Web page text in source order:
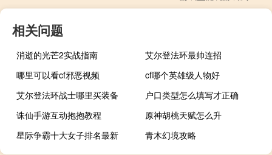
相关问题
消逝的光芒2实战指南
艾尔登法环最帅连招
哪里可以看cf邪恶视频
cf哪个英雄级人物好
艾尔登法环战士哪里买装备
户口类型怎么填写才正确
诛仙手游互动抱抱教程
原神胡桃天赋怎么升
星际争霸十大女子排名最新
青木幻境攻略